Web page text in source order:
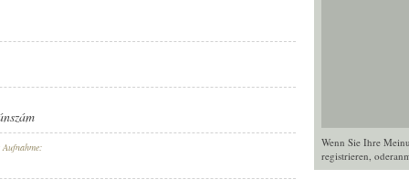
Wenn Sie Ihre
registrieren, oder